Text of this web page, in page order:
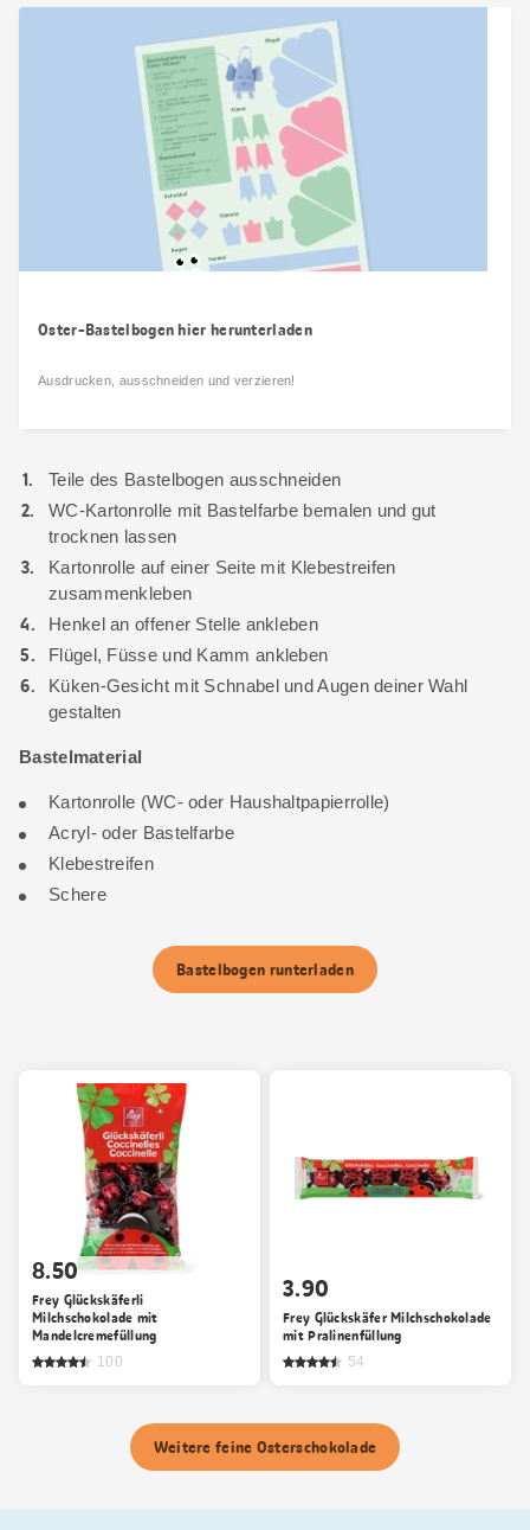
Oster-Bastelbogen hier herunterladen
Ausdrucken, ausschneiden und verzieren!
Teile des Bastelbogen ausschneiden
WC-Kartonrolle mit Bastelfarbe bemalen und gut
trocknen lassen
Kartonrolle auf einer Seite mit Klebestreifen
zusammenkleben
Henkel an offener Stelle ankleben
Flügel, Füsse und Kamm ankleben
Küken-Gesicht mit Schnabel und Augen deiner Wahl
gestalten
Bastelmaterial
Kartonrolle (WC- oder Haushaltpapierrolle)
Acryl- oder Bastelfarbe
Klebestreifen
Schere
Bastelbogen runterladen
8.50
Frey Glückskäferli
Milchschokolade mit
Mandelcremefüllung
100
3.90
Frey Glückskäfer Milchschokolade
mit Pralinenfüllung
54
Weitere feine Osterschokolade